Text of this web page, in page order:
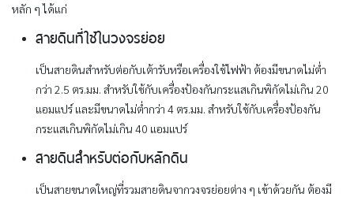
หลัก ๆ ได้แก่
สายดินที่ใช้ในวงจรย่อย
เป็นสายดินสำหรับต่อกับเต้ารับหรือเครื่องใช้ไฟฟ้า ต้องมีขนาดไม่ต่ำ
กว่า 2.5 ตร.มม. สำหรับใช้กับเครื่องป้องกันกระแสเกินพิกัดไม่เกิน 20
แอมแปร์ และมีขนาดไม่ต่ำกว่า 4 ตร.มม. สำหรับใช้กับเครื่องป้องกัน
กระแสเกินพิกัดไม่เกิน 40 แอมแปร์
สายดินสำหรับต่อกับหลักดิน
เป็นสายขนาดใหญ่ที่รวมสายดินจากวงจรย่อยต่าง ๆ เข้าด้วยกัน ต้องมี